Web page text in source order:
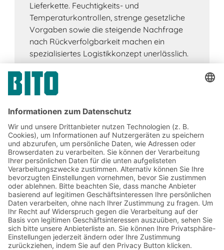
Lieferkette. Feuchtigkeits- und
Temperaturkontrollen, strenge gesetzliche
Vorgaben sowie die steigende Nachfrage
nach Rückverfolgbarkeit machen ein
spezialisiertes Logistikkonzept unerlässlich.
Jetzt beim BITO Newsletter
anmelden:
Lager- & Logistiknews
Exklusive Rabatte
Neuheiten
Newsletter abonnieren